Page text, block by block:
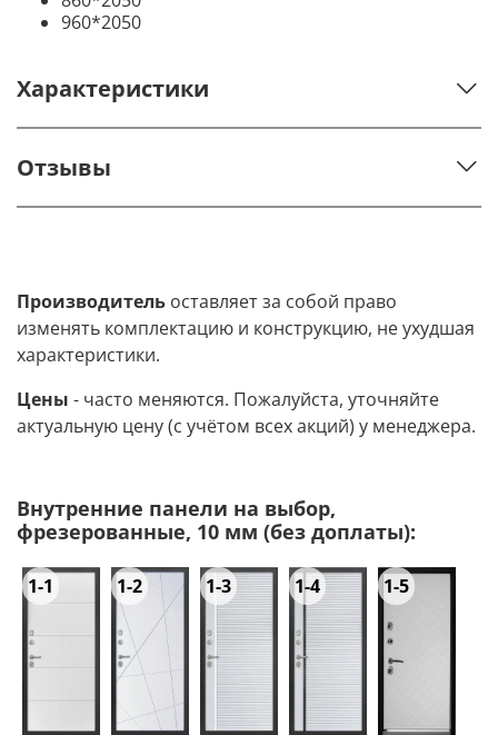
960*2050
Характеристики
Отзывы
Производитель оставляет за собой право
изменять комплектацию и конструкцию, не ухудшая
характеристики.
Цены - часто меняются. Пожалуйста, уточняйте
актуальную цену (с учётом всех акций) у менеджера.
Внутренние панели на выбор,
фрезерованные, 10 мм (без доплаты):
1-1 1-2 1-3 1-4 1-5